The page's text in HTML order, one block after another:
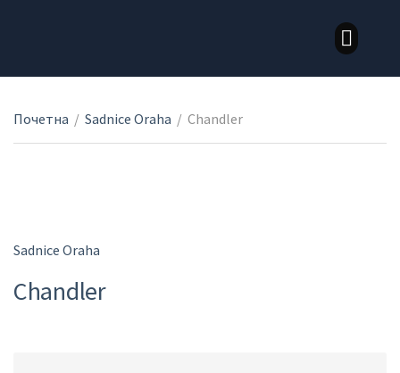
Почетна / Sadnice Oraha / Chandler
Sadnice Oraha
Chandler